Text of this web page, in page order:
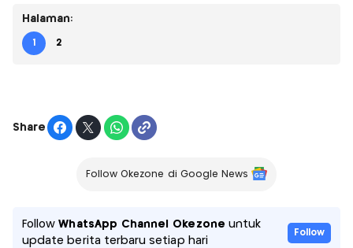
Halaman:
1 2
Share
Follow Okezone di Google News
FollowWhatsApp Channel Okezone untuk
update berita terbaru setiap hari
Follow